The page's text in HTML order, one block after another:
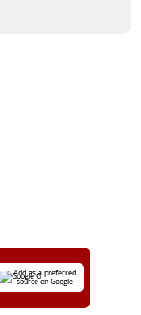
Add as a preferred
source on Google